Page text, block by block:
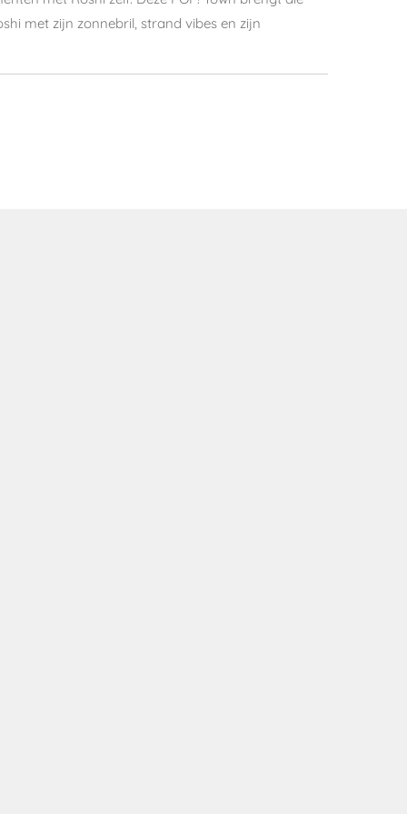
met zijn zonnebril, strand vibes en zijn